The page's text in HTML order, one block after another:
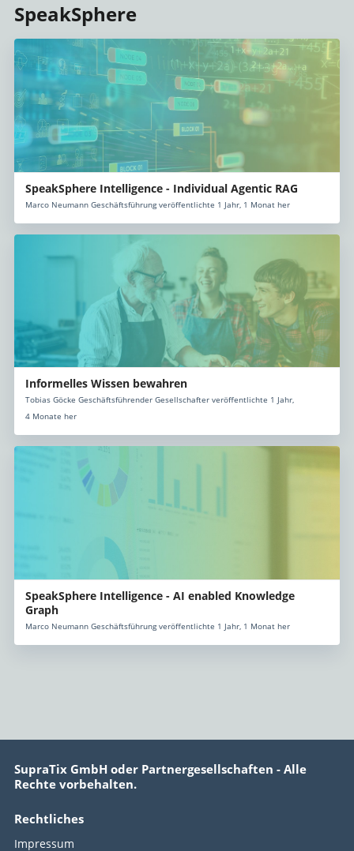
SpeakSphere
SpeakSphere Intelligence - Individual Agentic RAG
Marco Neumann Geschäftsführung veröffentlichte 1 Jahr, 1 Monat her
Informelles Wissen bewahren
Tobias Göcke Geschäftsführender Gesellschafter veröffentlichte 1 Jahr,
4 Monate her
SpeakSphere Intelligence - AI enabled Knowledge
Graph
Marco Neumann Geschäftsführung veröffentlichte 1 Jahr, 1 Monat her
SupraTix GmbH oder Partnergesellschaften - Alle
Rechte vorbehalten.
Rechtliches
Impressum